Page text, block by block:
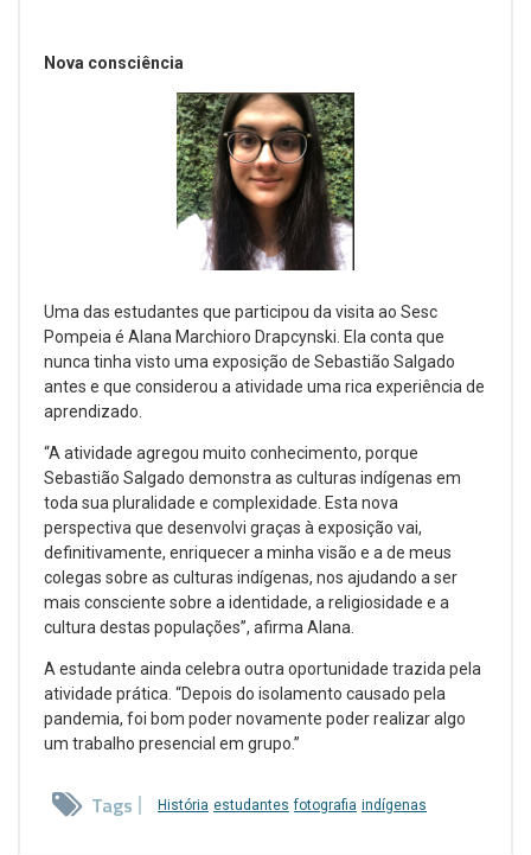
Nova consciência
Uma das estudantes que participou da visita ao Sesc
Pompeia é Alana Marchioro Drapcynski. Ela conta que
nunca tinha visto uma exposição de Sebastião Salgado
antes e que considerou a atividade uma rica experiência de
aprendizado.
“A atividade agregou muito conhecimento, porque
Sebastião Salgado demonstra as culturas indígenas em
toda sua pluralidade e complexidade. Esta nova
perspectiva que desenvolvi graças à exposição vai,
definitivamente, enriquecer a minha visão e a de meus
colegas sobre as culturas indígenas, nos ajudando a ser
mais consciente sobre a identidade, a religiosidade e a
cultura destas populações”, afirma Alana.
A estudante ainda celebra outra oportunidade trazida pela
atividade prática. “Depois do isolamento causado pela
pandemia, foi bom poder novamente poder realizar algo
um trabalho presencial em grupo.”
Tags História estudantes fotografia indígenas